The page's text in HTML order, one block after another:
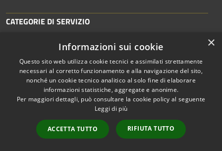
CATEGORIE DI SERVIZIO
Anagrafe e stato civile
Cultura e tempo libero
Vita lavorativa
Imprese e Commercio
Appalti pubblici
Catasto e urbanistica
Turismo
×
Informazioni sui cookie
Questo sito web utilizza cookie tecnici e assimilati strettamente
necessari al corretto funzionamento e alla navigazione del sito,
nonché un cookie tecnico analitico al solo fine di elaborare
informazioni statistiche, aggregate e anonime.
Per maggiori dettagli, può consultare la cookie policy al seguente
Leggi di più
ACCETTA TUTTO RIFIUTA TUTTO